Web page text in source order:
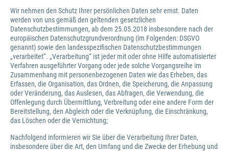
Wir nehmen den Schutz Ihrer persönlichen Daten sehr ernst. Daten
werden von uns gemäß den geltenden gesetzlichen
Datenschutzbestimmungen, ab dem 25.05.2018 insbesondere nach der
europäischen Datenschutzgrundverordnung (im Folgenden: DSGVO
genannt) sowie den landesspezifischen Datenschutzbestimmungen
„verarbeitet“. „Verarbeitung“ ist jeder mit oder ohne Hilfe automatisierter
Verfahren ausgeführter Vorgang oder jede solche Vorgangsreihe im
Zusammenhang mit personenbezogenen Daten wie das Erheben, das
Erfassen, die Organisation, das Ordnen, die Speicherung, die Anpassung
oder Veränderung, das Auslesen, das Abfragen, die Verwendung, die
Offenlegung durch Übermittlung, Verbreitung oder eine andere Form der
Bereitstellung, den Abgleich oder die Verknüpfung, die Einschränkung,
das Löschen oder die Vernichtung;
Nachfolgend informieren wir Sie über die Verarbeitung Ihrer Daten,
insbesondere über die Art, den Umfang und die Zwecke der Erhebung und